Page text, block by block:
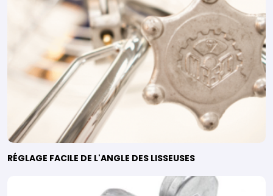
RÉGLAGE FACILE DE L'ANGLE DES LISSEUSES